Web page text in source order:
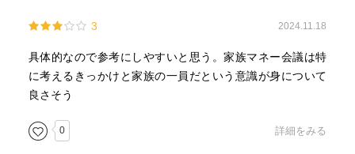
・働く(お金を得る)経験も大事
・大学の学費は一部子どもにて負担
3 2024.11.18
具体的なので参考にしやすいと思う。家族マネー会議は特
に考えるきっかけと家族の一員だという意識が身について
良さそう
0 詳細をみる